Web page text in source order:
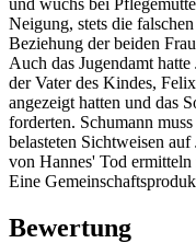
Neigung, stets die
Beziehung der beiden
Auch das Jugendamt
der Vater des Kindes,
angezeigt hatten und das
forderten. Schumann
belasteten Sichtweisen
von Hannes' Tod ermitteln
Eine
Bewertung